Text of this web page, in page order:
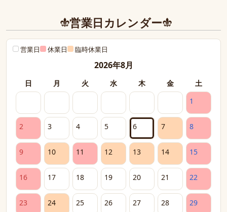
営業日カレンダー
営業日 休業日 臨時休業日
2026年8月
日 月 火 水 木 金
土
1
2 3 4 5 6 7 8
9 10 11 12 13 14 15
16 17 18 19 20 21 22
23 24 25 26 27 28 29